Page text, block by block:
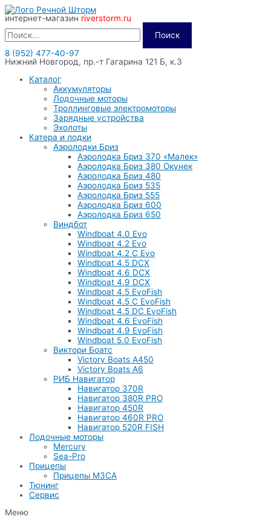
Перейти
к
содержимому
интернет-магазин riverstorm.ru
Поиск
8 (952) 477-40-97
Нижний Новгород, пр.-т Гагарина 121 Б, к.3
Каталог
Аккумуляторы
Лодочные моторы
Троллинговые электромоторы
Зарядные устройства
Эхолоты
Катера и лодки
Аэролодки Бриз
Аэролодка Бриз 370 «Малек»
Аэролодка Бриз 380 Окунек
Аэролодка Бриз 480
Аэролодка Бриз 535
Аэролодка Бриз 555
Аэролодка Бриз 600
Аэролодка Бриз 650
Виндбот
Windboat 4.0 Evo
Windboat 4.2 Evo
Windboat 4.2 C Evo
Windboat 4.5 DCX
Windboat 4.6 DCX
Windboat 4.9 DCX
Windboat 4.5 EvoFish
Windboat 4.5 C EvoFish
Windboat 4.5 DC EvoFish
Windboat 4.6 EvoFish
Windboat 4.9 EvoFish
Windboat 5.0 EvoFish
Виктори Боатс
Victory Boats A450
Victory Boats A6
РИБ Навигатор
Навигатор 370R
Навигатор 380R PRO
Навигатор 450R
Навигатор 460R PRO
Навигатор 520R FISH
Лодочные моторы
Mercury
Sea-Pro
Прицепы
Прицепы МЗСА
Тюнинг
Сервис
Меню